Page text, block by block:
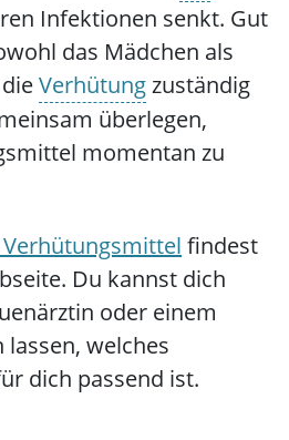
Infektionen senkt. Gut
das Mädchen als
Verhütungzuständig
überlegen,
momentan zu
findest
Du kannst dich
oder einem
lassen, welches
dich passend ist.